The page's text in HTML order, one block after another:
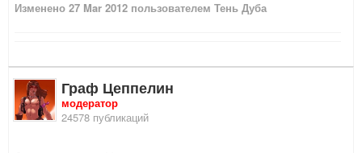
Изменено 27 Mar 2012 пользователем Тень Дуба
Граф Цеппелин
модератор
24578 публикаций